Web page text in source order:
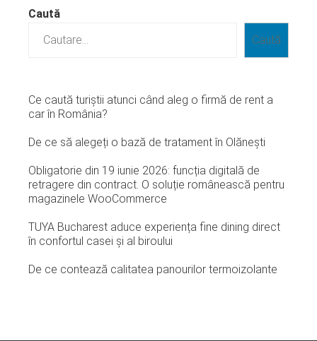
Caută
Caută
Ce caută turiștii atunci când aleg o firmă de rent a
car în România?
De ce să alegeți o bază de tratament în Olănești
Obligatorie din 19 iunie 2026: funcția digitală de
retragere din contract. O soluție românească pentru
magazinele WooCommerce
TUYA Bucharest aduce experiența fine dining direct
în confortul casei și al biroului
De ce contează calitatea panourilor termoizolante